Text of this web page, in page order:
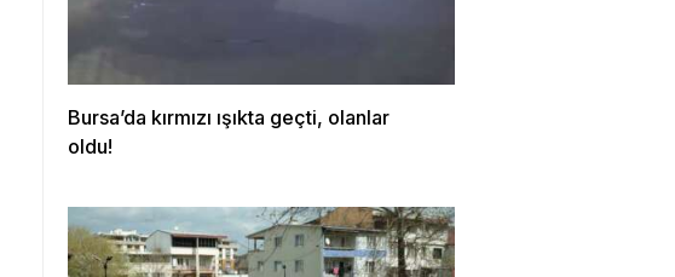
Bursa’da kırmızı ışıkta geçti, olanlar
oldu!